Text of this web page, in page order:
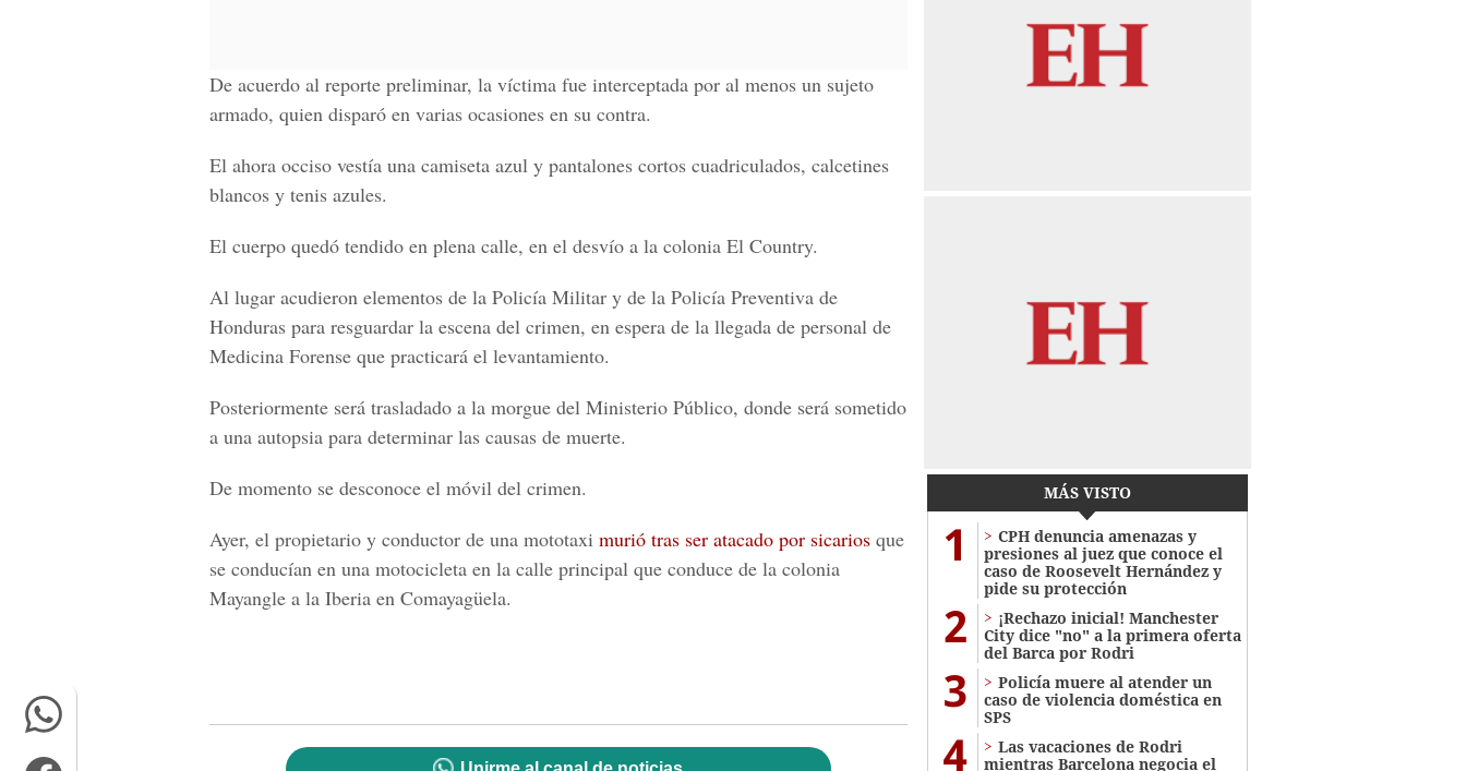
De acuerdo al reporte preliminar, la víctima fue interceptada por al menos un sujeto
armado, quien disparó en varias ocasiones en su contra.
El ahora occiso vestía una camiseta azul y pantalones cortos cuadriculados, calcetines
blancos y tenis azules.
El cuerpo quedó tendido en plena calle, en el desvío a la colonia El Country.
Al lugar acudieron elementos de la Policía Militar y de la Policía Preventiva de
Honduras para resguardar la escena del crimen, en espera de la llegada de personal de
Medicina Forense que practicará el levantamiento.
Posteriormente será trasladado a la morgue del Ministerio Público, donde será sometido
a una autopsia para determinar las causas de muerte.
De momento se desconoce el móvil del crimen.
Ayer, el propietario y conductor de una mototaxi murió tras ser atacado por sicarios que
se conducían en una motocicleta en la calle principal que conduce de la colonia
Mayangle a la Iberia en Comayagüela.
MÁS VISTO
1
CPH denuncia amenazas y
presiones al juez que conoce el
caso de Roosevelt Hernández y
pide su protección
2
¡Rechazo inicial! Manchester
City dice "no" a la primera oferta
del Barca por Rodri
3
Policía muere al atender un
caso de violencia doméstica en
SPS
4
Las vacaciones de Rodri
mientras Barcelona negocia el